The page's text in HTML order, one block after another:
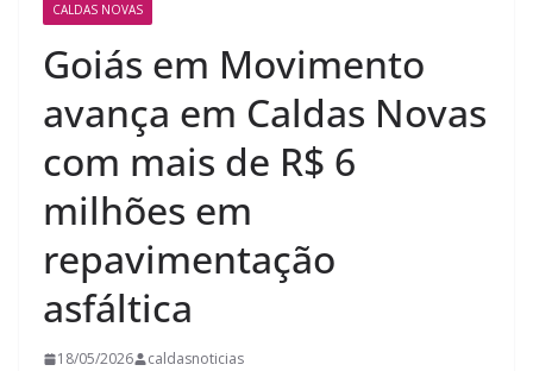
CALDAS NOVAS
Goiás em Movimento
avança em Caldas Novas
com mais de R$ 6
milhões em
repavimentação
asfáltica
18/05/2026 caldasnoticias